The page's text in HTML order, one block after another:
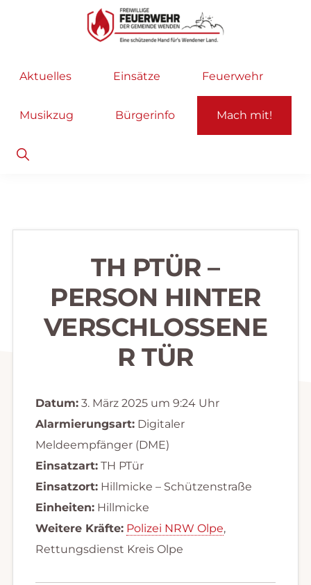
Hauptnavigation
Feuerwehr
helfen
selbstverständlich!
Aktuelles Einsätze Feuerwehr
Musikzug Bürgerinfo Mach mit!
Show
Search
TH PTÜR –
PERSON HINTER
VERSCHLOSSENE
R TÜR
Datum:3. März 2025 um 9:24 Uhr
Alarmierungsart:Digitaler
Meldeempfänger (DME)
Einsatzart:TH PTür
Einsatzort:Hillmicke – Schützenstraße
Einheiten:Hillmicke
Weitere Kräfte: Polizei NRW Olpe,
Rettungsdienst Kreis Olpe